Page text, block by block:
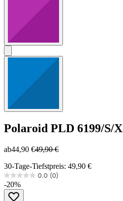
Polaroid PLD 6199/S/X
ab44,90 €49,90 €
30-Tage-Tiefstpreis: 49,90 €
0.0 (0)
0.0
von
-20%